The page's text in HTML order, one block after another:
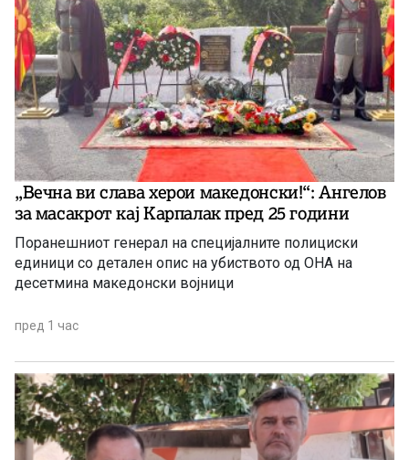
„Вечна ви слава херои македонски!“: Ангелов
за масакрот кај Карпалак пред 25 години
Поранешниот генерал на специјалните полициски
единици со детален опис на убиството од ОНА на
десетмина македонски војници
пред 1 час